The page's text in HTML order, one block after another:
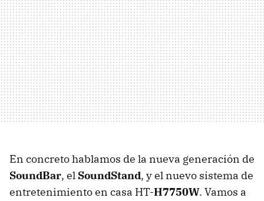
En concreto hablamos de la nueva generación de
SoundBar, el SoundStand, y el nuevo sistema de
entretenimiento en casa HT-H7750W. Vamos a